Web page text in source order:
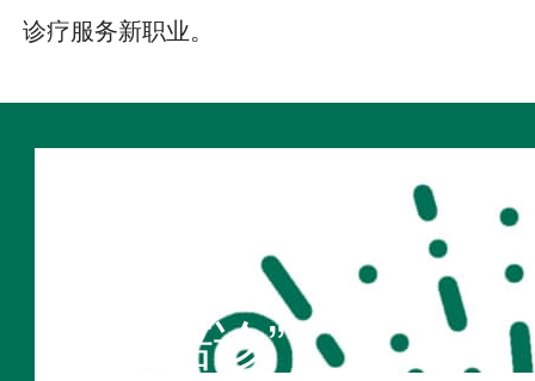
诊疗服务新职业。
“不疾陪诊”